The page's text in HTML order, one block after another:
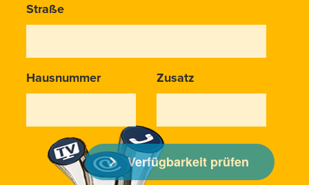
Straße
Hausnummer Zusatz